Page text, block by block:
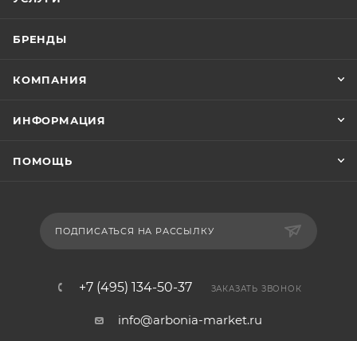
БРЕНДЫ
КОМПАНИЯ
ИНФОРМАЦИЯ
ПОМОЩЬ
ПОДПИСАТЬСЯ НА РАССЫЛКУ
+7 (495) 134-50-37 ЗАКАЗАТЬ ЗВОНОК
info@arbonia-market.ru